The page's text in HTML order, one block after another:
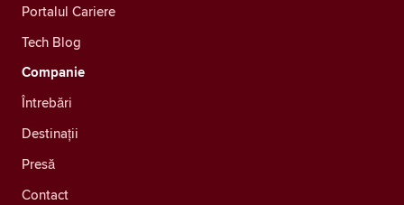
Portalul Cariere
Tech Blog
Companie
Întrebări
Destinații
Presă
Contact